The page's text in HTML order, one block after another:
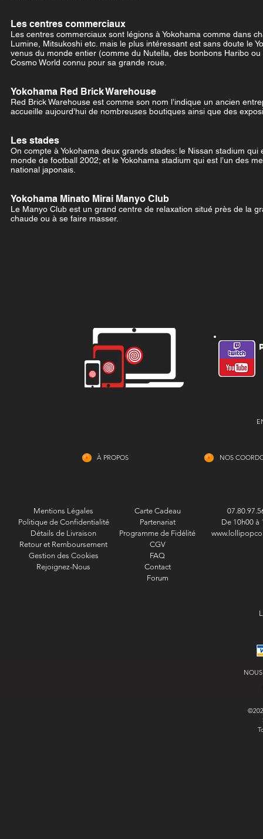
Les centres commerciaux
Les centres commerciaux sont légions à Yokohama comme dans
Lumine, Mitsukoshi etc. mais le plus intéressant est sans doute le
venus du monde entier (comme du Nutella, des bonbons Haribo
Cosmo World connu pour sa grande roue.
Yokohama Red Brick Warehouse
Red Brick Warehouse est comme son nom l’indique un ancien
accueille aujourd’hui de nombreuses boutiques ainsi que des
Les stades
On compte à Yokohama deux grands stades: le Nissan stadium
monde de football 2002; et le Yokohama stadium qui est l’un des
national japonais.
Yokohama Minato Mirai Manyo Club
Le Manyo Club est un grand centre de relaxation situé près de la
chaude ou à se faire masser.
À PROPOS NOS
Mentions Légales
Politique de Confidentialité
Détails de Livraison
Retour et Remboursement
Gestion des Cookies
Rejoignez-Nous
Carte Cadeau
Partenariat
Programme de Fidélité
CGV
FAQ
Contact
Forum
De 10h00 à